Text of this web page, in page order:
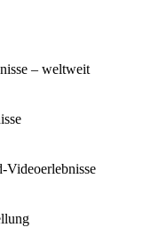
– weltweit
Videoerlebnisse